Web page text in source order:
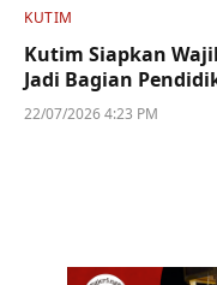
KUTIM
Kutim Siapkan
Jadi Bagian
22/07/2026 4:23 PM